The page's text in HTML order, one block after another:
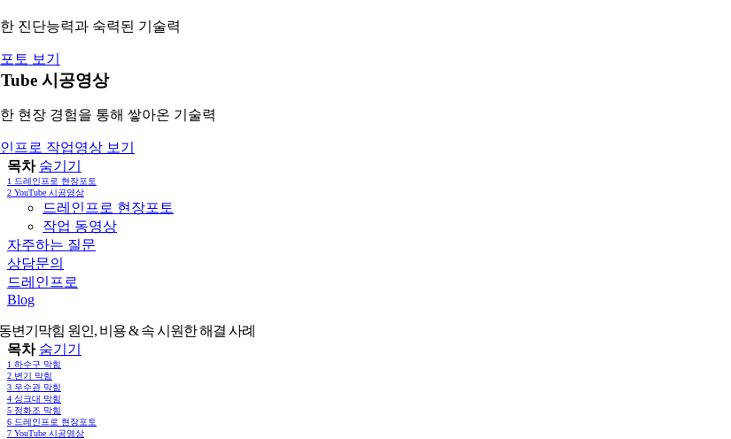
진단능력과 숙력된 기술력
토 보기
시공영상
현장 경험을 통해 쌓아온 기술력
프로 작업영상 보기
목차 숨기기
1 드레인프로 현장포토
2 YouTube 시공영상
드레인프로 현장포토
작업 동영상
자주하는 질문
상담문의
드레인프로
Blog
변기막힘 원인, 비용 & 속 시원한 해결 사례
목차 숨기기
1 하수구 막힘
2 변기 막힘
3 우수관 막힘
4 싱크대 막힘
5 정화조 막힘
6 드레인프로 현장포토
7 YouTube 시공영상